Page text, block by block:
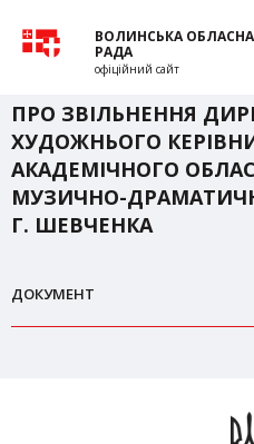
ВОЛИНСЬКА ОБЛАСНА
РАДА
офіційний сайт
ПРО ЗВІЛЬНЕННЯ
ХУДОЖНЬОГО
АКАДЕМІЧНОГО
МУЗИЧНО-
Г. ШЕВЧЕНКА
ДОКУМЕНТ